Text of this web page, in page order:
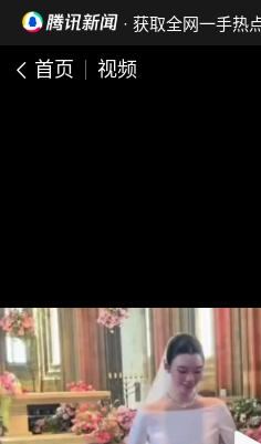
· 获取全网一手热
首页 视频